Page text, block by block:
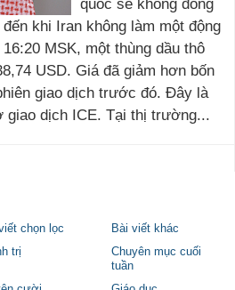
quốc sẽ không đóng
khi Iran không làm một động
MSK, một thùng dầu thô
USD. Giá đã giảm hơn bốn
giao dịch trước đó. Đây là
giao dịch ICE. Tại thị trường...
chọn lọc
Bài viết khác
trị
Chuyên mục cuối
tuần